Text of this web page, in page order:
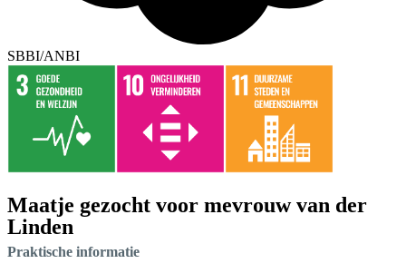
SBBI/ANBI
Maatje gezocht voor mevrouw van der
Linden
Praktische informatie